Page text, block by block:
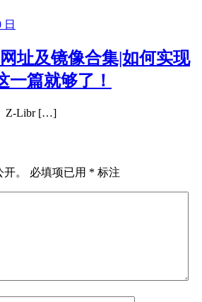
日
址及镜像合集|如何实现
一篇就够了！
Z-Libr […]
。 必填项已用 * 标注